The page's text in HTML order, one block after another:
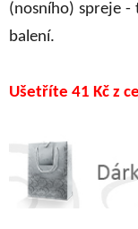
(nosního) spreje -
balení.
Ušetříte 41 Kč z